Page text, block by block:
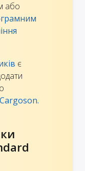
або
є